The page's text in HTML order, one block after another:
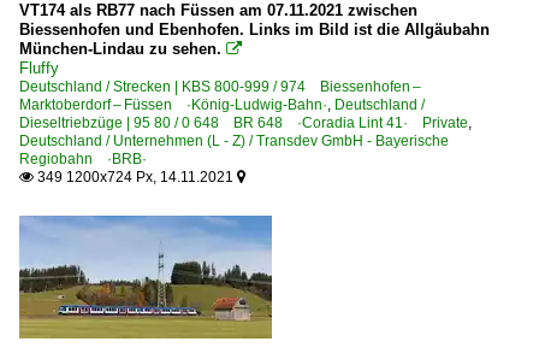
VT174 als RB77 nach Füssen am 07.11.2021 zwischen
Biessenhofen und Ebenhofen. Links im Bild ist die Allgäubahn
München-Lindau zu sehen. 
Fluffy
Deutschland / Strecken | KBS 800-999 / 974 Biessenhofen –
Marktoberdorf – Füssen ·König-Ludwig-Bahn·, Deutschland /
Dieseltriebzüge | 95 80 / 0 648 BR 648 ·Coradia Lint 41· Private,
Deutschland / Unternehmen (L - Z) / Transdev GmbH - Bayerische
Regiobahn ·BRB·
 349 1200x724 Px, 14.11.2021 